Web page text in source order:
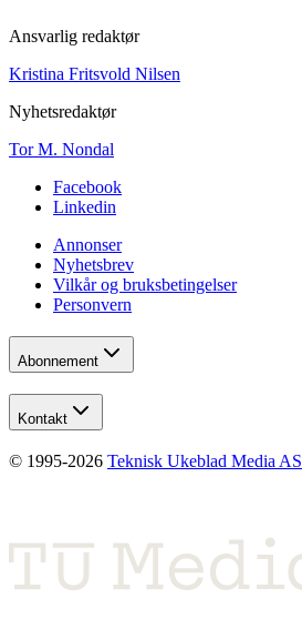
Ansvarlig redaktør
Kristina Fritsvold Nilsen
Nyhetsredaktør
Tor M. Nondal
Facebook
Linkedin
Annonser
Nyhetsbrev
Vilkår og bruksbetingelser
Personvern
Abonnement
Kontakt
© 1995-2026 Teknisk Ukeblad Media AS